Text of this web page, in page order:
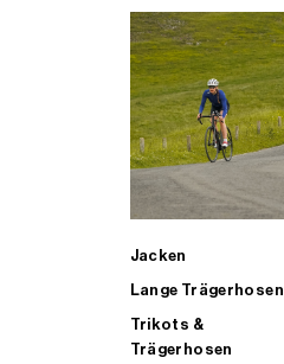
Jacken
Lange Trägerhosen
Trikots &
Trägerhosen